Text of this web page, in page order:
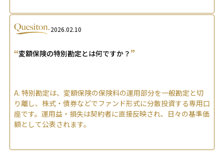
2026.02.10
“変額保険の特別勘定とは何ですか？ ”
A. 特別勘定は、変額保険の保険料の運用部分を一般勘定と切
り離し、株式・債券などでファンド形式に分散投資する専用口
座です。運用益・損失は契約者に直接反映され、日々の基準価
額として公表されます。